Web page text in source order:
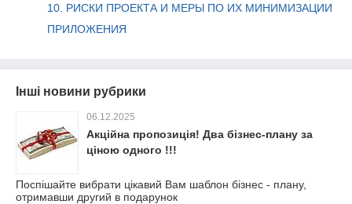
10. РИСКИ ПРОЕКТА И МЕРЫ ПО ИХ МИНИМИЗАЦИИ
ПРИЛОЖЕНИЯ
Інші новини рубрики
06.12.2025
Акційна пропозиція! Два бізнес-плану за
ціною одного !!!
Поспішайте вибрати цікавий Вам шаблон бізнес - плану,
отримавши другий в подарунок